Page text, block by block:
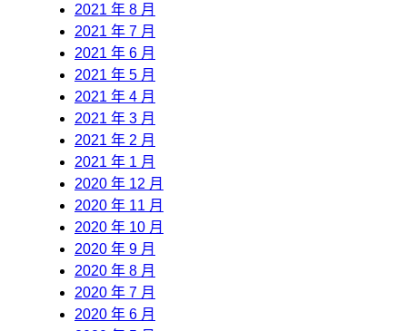
2021 年 8 月
2021 年 7 月
2021 年 6 月
2021 年 5 月
2021 年 4 月
2021 年 3 月
2021 年 2 月
2021 年 1 月
2020 年 12 月
2020 年 11 月
2020 年 10 月
2020 年 9 月
2020 年 8 月
2020 年 7 月
2020 年 6 月